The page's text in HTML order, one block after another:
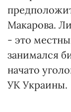
Макарова.
- это
занимался
начато
УК Украины.